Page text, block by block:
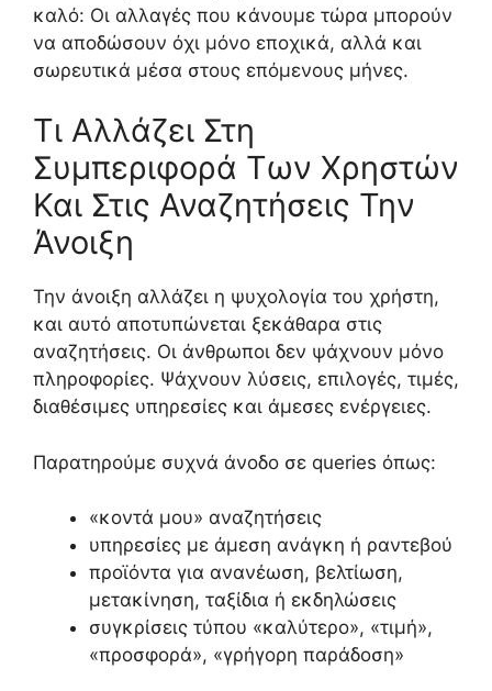
καλό: Οι αλλαγές που κάνουμε τώρα μπορούν
να αποδώσουν όχι μόνο εποχικά, αλλά και
σωρευτικά μέσα στους επόμενους μήνες.
Τι Αλλάζει Στη
Συμπεριφορά Των Χρηστών
Και Στις Αναζητήσεις Την
Άνοιξη
Την άνοιξη αλλάζει η ψυχολογία του χρήστη,
και αυτό αποτυπώνεται ξεκάθαρα στις
αναζητήσεις. Οι άνθρωποι δεν ψάχνουν μόνο
πληροφορίες. Ψάχνουν λύσεις, επιλογές, τιμές,
διαθέσιμες υπηρεσίες και άμεσες ενέργειες.
Παρατηρούμε συχνά άνοδο σε queries όπως:
«κοντά μου» αναζητήσεις
υπηρεσίες με άμεση ανάγκη ή ραντεβού
προϊόντα για ανανέωση, βελτίωση,
μετακίνηση, ταξίδια ή εκδηλώσεις
συγκρίσεις τύπου «καλύτερο», «τιμή»,
«προσφορά», «γρήγορη παράδοση»